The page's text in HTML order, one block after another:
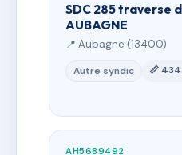
SDC 285 traverse
AUBAGNE
📍 Aubagne (13400)
Autre syndic 📏
AH5689492